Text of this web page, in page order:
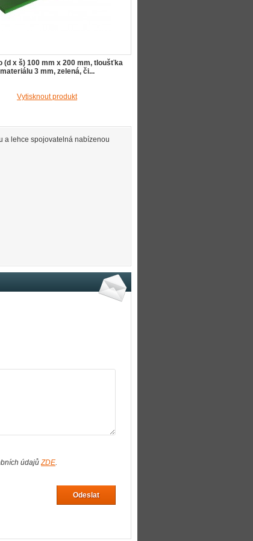
(d x š) 100 mm x 200 mm, tloušťka
materiálu 3 mm, zelená, či...
Vytisknout produkt
a lehce spojovatelná nabízenou
údajůZDE.
Odeslat